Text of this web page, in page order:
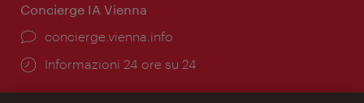
Concierge IA Vienna
Ort:
concierge.vienna.info
Öffnungszeiten:
Informazioni 24 ore su 24